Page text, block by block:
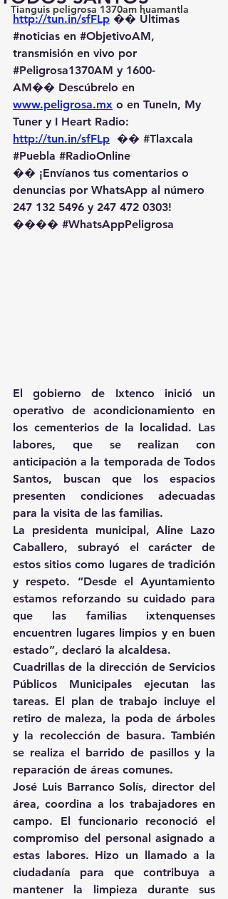
Tianguis peligrosa 1370am huamantla
http://tun.in/sfFLp �� Últimas
#noticias en #ObjetivoAM,
transmisión en vivo por
#Peligrosa1370AM y 1600-
AM��️ Descúbrelo en
www.peligrosa.mx o en TuneIn, My
Tuner y I Heart Radio:
http://tun.in/sfFLp �� #Tlaxcala
#Puebla #RadioOnline
�� ¡Envíanos tus comentarios o
denuncias por WhatsApp al número
247 132 5496 y 247 472 0303!
��️�� #WhatsAppPeligrosa
El gobierno de Ixtenco inició un
operativo de acondicionamiento en
los cementerios de la localidad. Las
labores, que se realizan con
anticipación a la temporada de Todos
Santos, buscan que los espacios
presenten condiciones adecuadas
para la visita de las familias.
La presidenta municipal, Aline Lazo
Caballero, subrayó el carácter de
estos sitios como lugares de tradición
y respeto. “Desde el Ayuntamiento
estamos reforzando su cuidado para
que las familias ixtenquenses
encuentren lugares limpios y en buen
estado”, declaró la alcaldesa.
Cuadrillas de la dirección de Servicios
Públicos Municipales ejecutan las
tareas. El plan de trabajo incluye el
retiro de maleza, la poda de árboles
y la recolección de basura. También
se realiza el barrido de pasillos y la
reparación de áreas comunes.
José Luis Barranco Solís, director del
área, coordina a los trabajadores en
campo. El funcionario reconoció el
compromiso del personal asignado a
estas labores. Hizo un llamado a la
ciudadanía para que contribuya a
mantener la limpieza durante sus